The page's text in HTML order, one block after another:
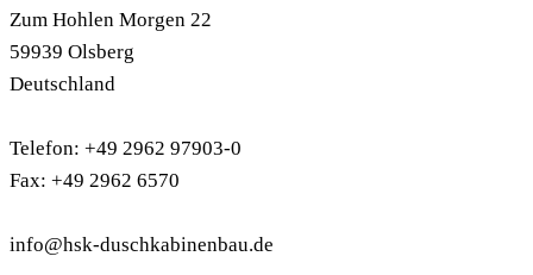
Zum Hohlen Morgen 22
59939 Olsberg
Deutschland
Telefon: +49 2962 97903-0
Fax: +49 2962 6570
info@hsk-duschkabinenbau.de